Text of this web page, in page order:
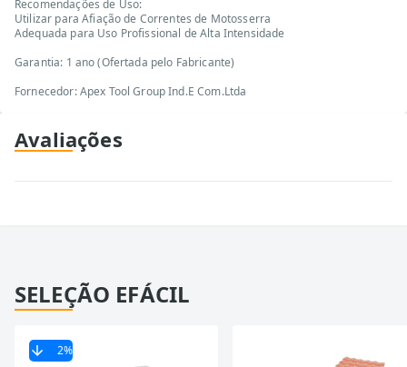
Recomendações de Uso:
Utilizar para Afiação de Correntes de Motosserra
Adequada para Uso Profissional de Alta Intensidade
Garantia: 1 ano (Ofertada pelo Fabricante)
Fornecedor: Apex Tool Group Ind.E Com.Ltda
Avaliações
SELEÇÃO EFÁCIL
2%